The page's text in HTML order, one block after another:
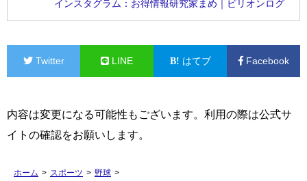
インスタグラム：お得情報研究家まめ｜ビリオンログ
Twitter LINE はてブ Facebook
内容は変更になる可能性もございます。利用の際は公式サ
イトの確認をお願いします。
ホーム > スポーツ > 野球 >